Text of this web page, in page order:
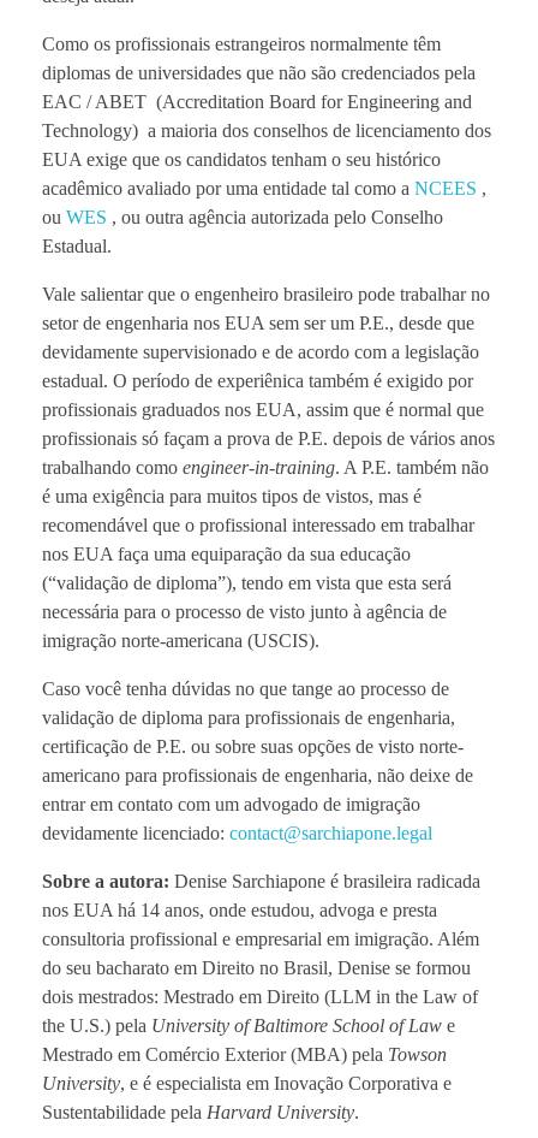
Como os profissionais estrangeiros normalmente têm
diplomas de universidades que não são credenciados pela
EAC / ABET (Accreditation Board for Engineering and
Technology) a maioria dos conselhos de licenciamento dos
EUA exige que os candidatos tenham o seu histórico
acadêmico avaliado por uma entidade tal como a NCEES ,
ou WES , ou outra agência autorizada pelo Conselho
Estadual.
Vale salientar que o engenheiro brasileiro pode trabalhar no
setor de engenharia nos EUA sem ser um P.E., desde que
devidamente supervisionado e de acordo com a legislação
estadual. O período de experiênica também é exigido por
profissionais graduados nos EUA, assim que é normal que
profissionais só façam a prova de P.E. depois de vários anos
trabalhando como engineer-in-training. A P.E. também não
é uma exigência para muitos tipos de vistos, mas é
recomendável que o profissional interessado em trabalhar
nos EUA faça uma equiparação da sua educação
(“validação de diploma”), tendo em vista que esta será
necessária para o processo de visto junto à agência de
imigração norte-americana (USCIS).
Caso você tenha dúvidas no que tange ao processo de
validação de diploma para profissionais de engenharia,
certificação de P.E. ou sobre suas opções de visto norte-
americano para profissionais de engenharia, não deixe de
entrar em contato com um advogado de imigração
devidamente licenciado: contact@sarchiapone.legal
Sobre a autora: Denise Sarchiapone é brasileira radicada
nos EUA há 14 anos, onde estudou, advoga e presta
consultoria profissional e empresarial em imigração. Além
do seu bacharato em Direito no Brasil, Denise se formou
dois mestrados: Mestrado em Direito (LLM in the Law of
the U.S.) pela University of Baltimore School of Law e
Mestrado em Comércio Exterior (MBA) pela Towson
University, e é especialista em Inovação Corporativa e
Sustentabilidade pela Harvard University.